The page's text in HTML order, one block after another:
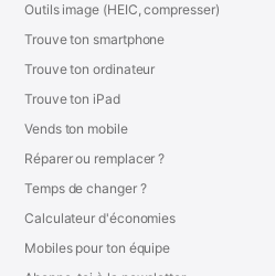
Outils image (HEIC, compresser)
Trouve ton smartphone
Trouve ton ordinateur
Trouve ton iPad
Vends ton mobile
Réparer ou remplacer ?
Temps de changer ?
Calculateur d'économies
Mobiles pour ton équipe